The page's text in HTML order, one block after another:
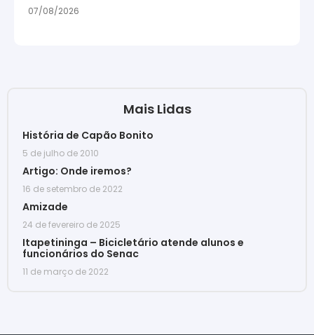
07/08/2026
Mais Lidas
História de Capão Bonito
5 de julho de 2010
Artigo: Onde iremos?
16 de setembro de 2022
Amizade
24 de fevereiro de 2025
Itapetininga – Bicicletário atende alunos e
funcionários do Senac
11 de março de 2022